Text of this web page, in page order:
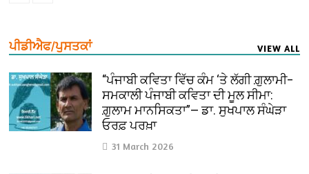
ਪੀਡੀਐਫ/ਪੁਸਤਕਾਂ VIEW ALL
“ਪੰਜਾਬੀ ਕਵਿਤਾ ਵਿੱਚ ਕੰਮ ‘ਤੇ ਲੱਗੀ ਗ਼ੁਲਾਮੀ–
ਸਮਕਾਲੀ ਪੰਜਾਬੀ ਕਵਿਤਾ ਦੀ ਮੂਲ ਸੀਮਾ:
ਗ਼ੁਲਾਮ ਮਾਨਸਿਕਤਾ”— ਡਾ. ਸੁਖਪਾਲ ਸੰਘੇੜਾ
ਓਰਫ਼ ਪਰਖ਼ਾ
31 March 2026